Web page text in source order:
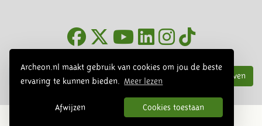
Archeon.nl maakt gebruik van cookies om jou de beste
ervaring te kunnen bieden.
Meer lezen
Afwijzen Cookies toestaan
Inschrijven